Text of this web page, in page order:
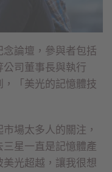
念論壇，參與者包括
司董事長與執行
「美光的記憶體技
場太多人的關注，
星一直是記憶體產
光超越，讓我很想